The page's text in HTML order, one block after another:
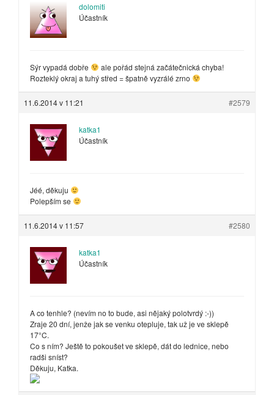
dolomiti
Účastník
Sýr vypadá dobře
ale pořád stejná začátečnická chyba!
Rozteklý okraj a tuhý střed = špatně vyzrálé zrno
11.6.2014 v 11:21 #2579
katka1
Účastník
Jéé, děkuju
Polepším se
11.6.2014 v 11:57 #2580
katka1
Účastník
A co tenhle? (nevím no to bude, asi nějaký polotvrdý :-))
Zraje 20 dní, jenže jak se venku otepluje, tak už je ve sklepě
17°C.
Co s ním? Ještě to pokoušet ve sklepě, dát do lednice, nebo
radši sníst?
Děkuju, Katka.